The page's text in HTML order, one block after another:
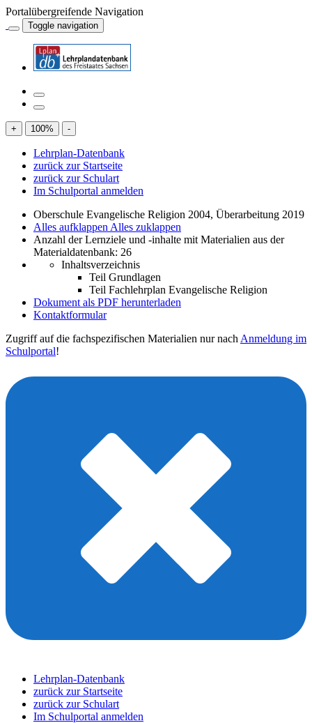
Portalübergreifende Navigation
Toggle navigation
+ 100% -
Lehrplan-Datenbank
zurück zur Startseite
zurück zur Schulart
Im Schulportal anmelden
Oberschule Evangelische Religion 2004, Überarbeitung 2019
Alles aufklappen Alles zuklappen
Anzahl der Lernziele und -inhalte mit Materialien aus der
Materialdatenbank: 26
Inhaltsverzeichnis
Teil Grundlagen
Teil Fachlehrplan Evangelische Religion
Dokument als PDF herunterladen
Kontaktformular
Zugriff auf die fachspezifischen Materialien nur nach Anmeldung im
Schulportal!
Lehrplan-Datenbank
zurück zur Startseite
zurück zur Schulart
Im Schulportal anmelden